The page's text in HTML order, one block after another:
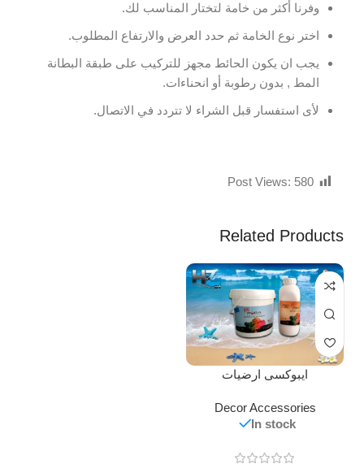
وفرنا أكثر من خامة لتختار المناسب لك.
اختر نوع الخامة ثم حدد العرض والارتفاع المطلوب.
يجب ان يكون الحائط مجهز للتركيب على طبقة البطانة
المط , بدون رطوبة أو انحناءات.
لأى استفسار قبل الشراء لا تتردد في الاتصال.
Post Views: 580
Related Products
ايبوكسى ارضيات
Decor Accessories
In stock